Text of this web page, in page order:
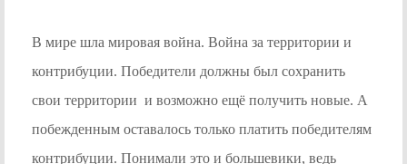
В мире шла мировая война. Война за территории и
контрибуции. Победители должны был сохранить
свои территории и возможно ещё получить новые. А
побежденным оставалось только платить победителям
контрибуции. Понимали это и большевики, ведь